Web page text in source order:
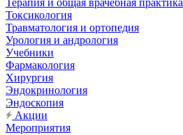
Терапия и общая врачебная практика
Токсикология
Травматология и ортопедия
Урология и андрология
Учебники
Фармакология
Хирургия
Эндокринология
Эндоскопия
Акции
Мероприятия